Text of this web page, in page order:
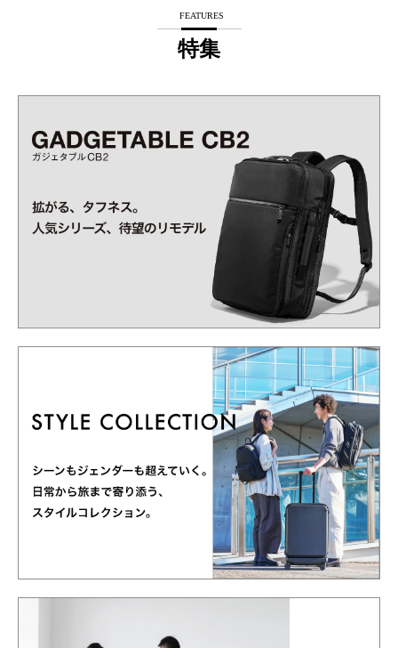
FEATURES
特集